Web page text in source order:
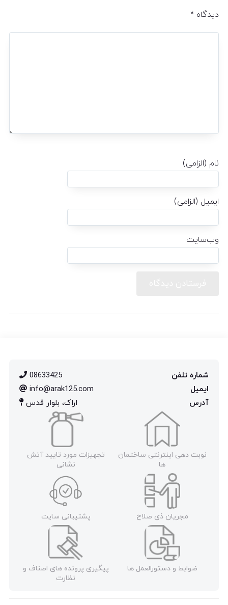
دیدگاه *
نام (الزامی)
ایمیل (الزامی)
وب‌سایت
شماره تلفن
08633425
ایمیل
info@arak125.com
آدرس
اراک، بلوار قدس
نوبت دهی اینترنتی ساختمان
ها
تجهیزات مورد تایید آتش
نشانی
مجریان ذی صلاح پشتیبانی سایت
ضوابط و دستورالعمل ها
پیگیری پرونده های اصناف و
نظارت